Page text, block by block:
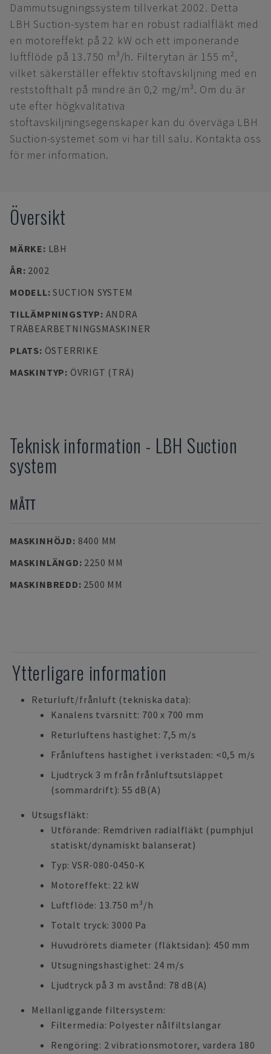
Dammutsugningssystem tillverkat 2002. Detta
LBH Suction-system har en robust radialfläkt med
en motoreffekt på 22 kW och ett imponerande
luftflöde på 13.750 m³/h. Filterytan är 155 m²,
vilket säkerställer effektiv stoftavskiljning med en
reststofthalt på mindre än 0,2 mg/m³. Om du är
ute efter högkvalitativa
stoftavskiljningsegenskaper kan du överväga LBH
Suction-systemet som vi har till salu. Kontakta oss
för mer information.
Översikt
MÄRKE: LBH
ÅR: 2002
MODELL:SUCTION SYSTEM
TILLÄMPNINGSTYP: ANDRA
TRÄBEARBETNINGSMASKINER
PLATS: ÖSTERRIKE
MASKINTYP: ÖVRIGT (TRÄ)
Teknisk information - LBH Suction
system
MÅTT
MASKINHÖJD: 8400 MM
MASKINLÄNGD: 2250 MM
MASKINBREDD: 2500 MM
Ytterligare information
Returluft/frånluft (tekniska data):
Kanalens tvärsnitt: 700 x 700 mm
Returluftens hastighet: 7,5 m/s
Frånluftens hastighet i verkstaden: <0,5 m/s
Ljudtryck 3 m från frånluftsutsläppet
(sommardrift): 55 dB(A)
Utsugsfläkt:
Utförande: Remdriven radialfläkt (pumphjul
statiskt/dynamiskt balanserat)
Typ: VSR-080-0450-K
Motoreffekt: 22 kW
Luftflöde: 13.750 m³/h
Totalt tryck: 3000 Pa
Huvudrörets diameter (fläktsidan): 450 mm
Utsugningshastighet: 24 m/s
Ljudtryck på 3 m avstånd: 78 dB(A)
Mellanliggande filtersystem:
Filtermedia: Polyester nålfiltslangar
Rengöring: 2 vibrationsmotorer, vardera 180